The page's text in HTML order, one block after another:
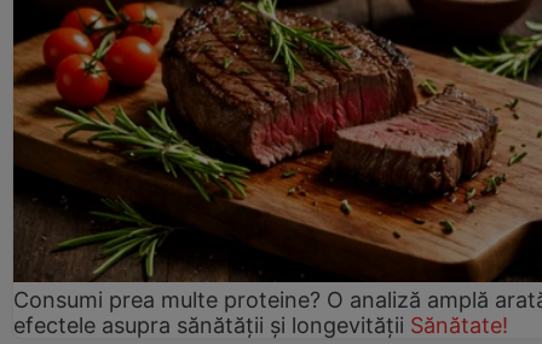
Consumi prea multe proteine? O analiză amplă
efectele asupra sănătății și longevității Sănătate!